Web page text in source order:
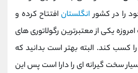
را در کشورانگلستانافتتاح کرده و
یکی از معتبرترین رگولاتوری های
کسب کند. البته بهتر است بدانید که
سخت گیرانه ای را دارا است پس این